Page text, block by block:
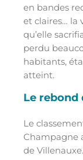
en bandes
et claires… la
qu’elle
perdu
habitants,
atteint.
Le rebond
Le
Champagne
de